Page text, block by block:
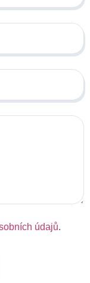
údajů.